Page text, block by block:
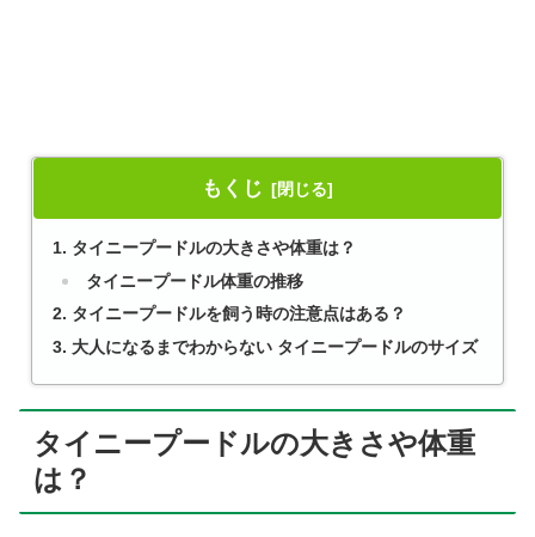
もくじ
タイニープードルの大きさや体重は？
タイニープードル体重の推移
タイニープードルを飼う時の注意点はある？
大人になるまでわからない タイニープードルのサイズ
タイニープードルの大きさや体重
は？